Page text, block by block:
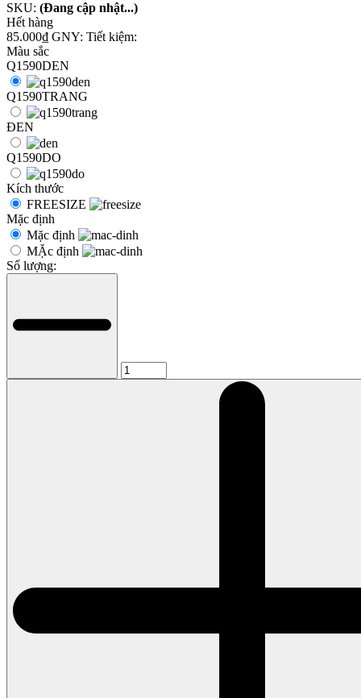
SKU: (Đang cập nhật...)
Hết hàng
85.000₫ GNY: Tiết kiệm:
Màu sắc
Q1590DEN
Q1590TRANG
ĐEN
Q1590DO
Kích thước
FREESIZE
Mặc định
Mặc định
MẶc định
Số lượng: